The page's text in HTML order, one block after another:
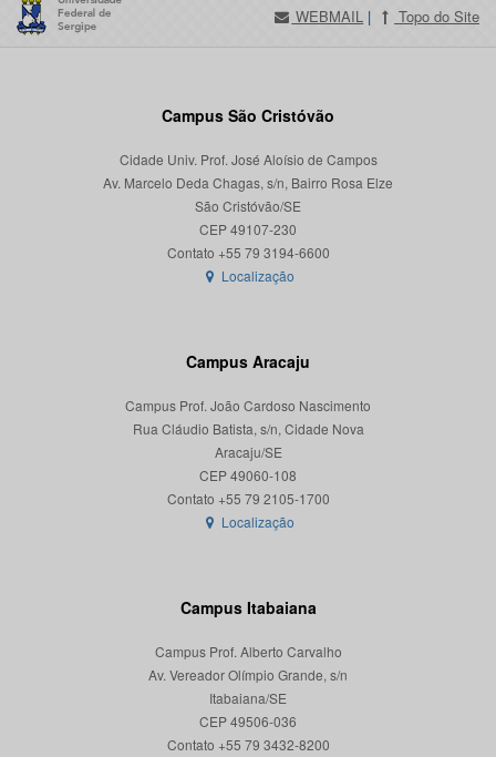
WEBMAIL | Topo do Site
Campus São Cristóvão
Cidade Univ. Prof. José Aloísio de Campos
Av. Marcelo Deda Chagas, s/n, Bairro Rosa Elze
São Cristóvão/SE
CEP 49107-230
Localização
Campus Aracaju
Campus Prof. João Cardoso Nascimento
Rua Cláudio Batista, s/n, Cidade Nova
Aracaju/SE
CEP 49060-108
Localização
Campus Itabaiana
Campus Prof. Alberto Carvalho
Av. Vereador Olímpio Grande, s/n
Itabaiana/SE
CEP 49506-036